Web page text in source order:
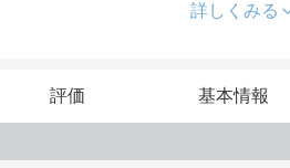
詳しくみる
評価 基本情報